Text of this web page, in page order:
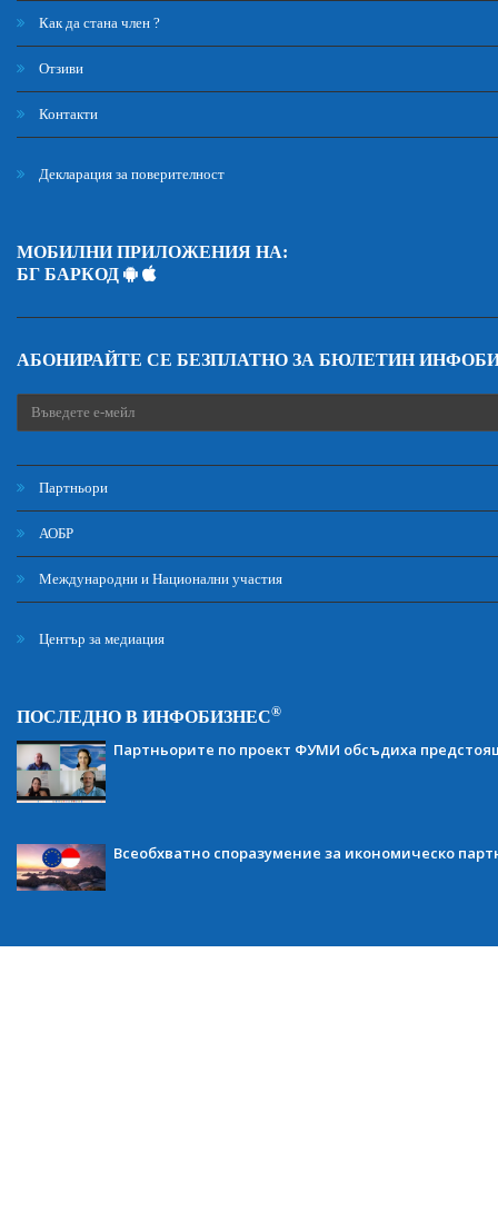
Как да стана член ?
Отзиви
Контакти
Декларация за поверителност
МОБИЛНИ ПРИЛОЖЕНИЯ НА:
БГ БАРКОД
АБОНИРАЙТЕ СЕ БЕЗПЛАТНО ЗА БЮЛЕТИН
Партньори
АОБР
Международни и Национални участия
Център за медиация
ПОСЛЕДНО В ИНФОБИЗНЕС®
Партньорите по проект ФУМИ обсъдиха
Всеобхватно споразумение за икономическо